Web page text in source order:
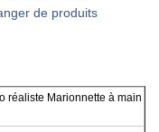
de produits
réaliste Marionnette à main